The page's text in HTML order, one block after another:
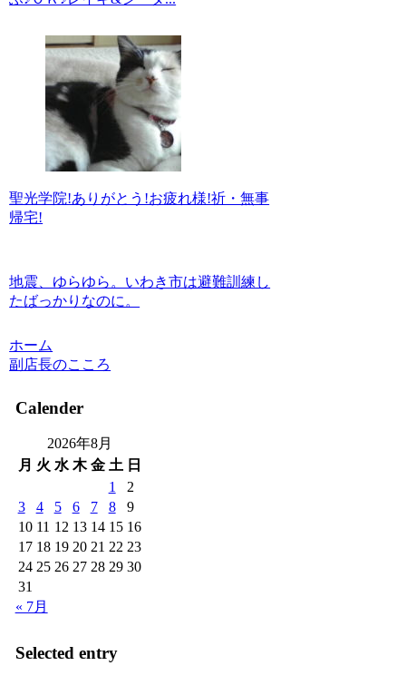
聖光学院!ありがとう!お疲れ様!祈・無事
帰宅!
地震、ゆらゆら。いわき市は避難訓練し
たばっかりなのに。
ホーム
副店長のこころ
Calender
2026年8月
月 火 水 木 金 土 日
1
2
3
4 5 6 7 8
9
10 11 12 13 14 15 16
17 18 19 20 21 22 23
24 25 26 27 28 29 30
31
« 7月
Selected entry